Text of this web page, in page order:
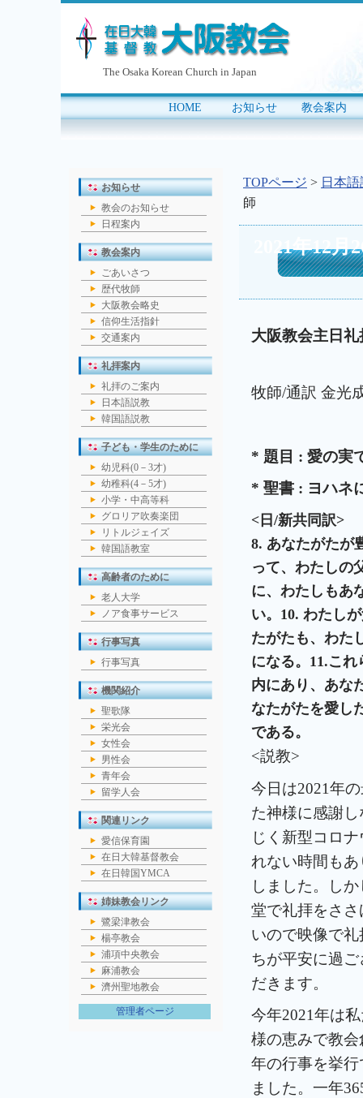
The Osaka Korean Church in Japan
HOME お知らせ 教会案内
TOPページ > 日本
師
2021年12
大阪教会主日礼
牧師/通訳 金光
* 題目 : 愛の実
* 聖書 : ヨハネ
< 日 /新共同訳>
8. あなたがたが
って、わたしの
に、わたしもあ
い。 10. わたし
たがたも、わた
になる。 11.これ
内にあり、あな
なたがたを愛し
である。
<説教>
今日は2021年
た神様に感謝
じく新型コロ
れない時間も
しました。し
堂で礼拝をさ
いので映像で
ちが平安に過
だきます。
今年2021年は
様の恵みで教
年の行事を挙
ました。一年
お知らせ
教会のお知らせ
日程案内
教会案内
ごあいさつ
歴代牧師
大阪教会略史
信仰生活指針
交通案内
礼拝案内
礼拝のご案内
日本語説教
韓国語説教
子ども・学生のために
幼児科(0－3才)
幼稚科(4－5才)
小学・中高等科
グロリア吹奏楽団
リトルジェイズ
韓国語教室
高齢者のために
老人大学
ノア食事サービス
行事写真
行事写真
機関紹介
聖歌隊
栄光会
女性会
男性会
青年会
留学人会
関連リンク
愛信保育園
在日大韓基督教会
在日韓国YMCA
姉妹教会リンク
鷺梁津教会
楊亭教会
浦項中央教会
麻浦教会
濟州聖地教会
管理者ページ